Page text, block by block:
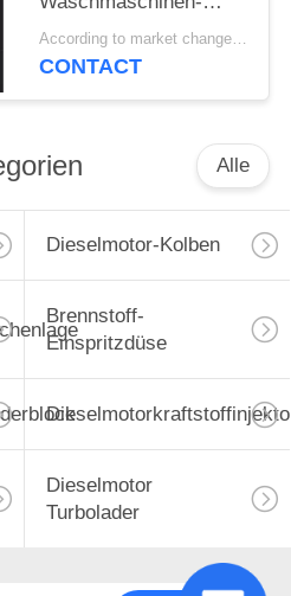
industrieller
Gebrauchs-hohe Härte
According to market changes MOQ:20000pcs
CONTACT
Alle
Dieselmotor-Kolben
Brennstoff-
Einspritzdüse
Dieselmotor
Turbolader